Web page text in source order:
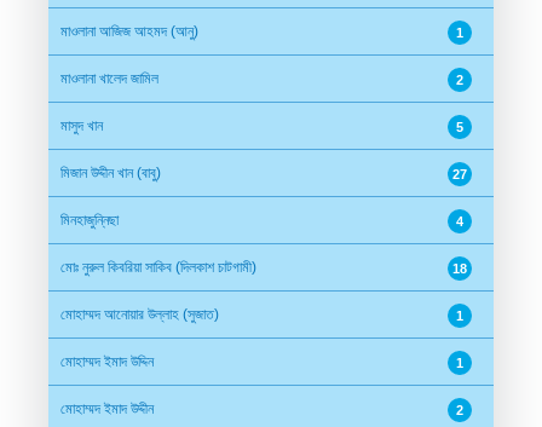
মাওলানা আজিজ আহমদ (আনু) 1
মাওলানা খালেদ জামিল 2
মাসুদ খান 5
মিজান উদ্দীন খান (বাবু) 27
মিনহাজুন্নিছা 4
মোঃ নুরুল কিবরিয়া সাকিব (দিলকাশ চাটগামী) 18
মোহাম্মদ আনোয়ার উল্লাহ (সুজাত) 1
মোহাম্মদ ইমাদ উদ্দিন 1
মোহাম্মদ ইমাদ উদ্দীন 2